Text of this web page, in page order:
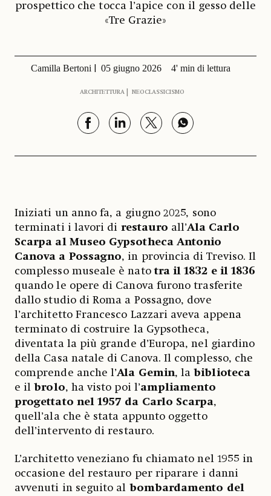
prospettico che tocca l’apice con il gesso delle
«Tre Grazie»
Camilla Bertoni 05 giugno 2026 4' min di lettura
ARCHITETTURA NEOCLASSICISMO
Iniziati un anno fa, a giugno 2025, sono
terminati i lavori di restauro all’Ala Carlo
Scarpa al Museo Gypsotheca Antonio
Canova a Possagno, in provincia di Treviso. Il
complesso museale è natotra il 1832 e il 1836
quando le opere di Canova furono trasferite
dallo studio di Roma a Possagno, dove
l’architetto Francesco Lazzari aveva appena
terminato di costruire la Gypsotheca,
diventata la più grande d’Europa, nel giardino
della Casa natale di Canova. Il complesso, che
comprende anche l’Ala Gemin, labiblioteca
e ilbrolo, ha visto poi l’ampliamento
progettato nel 1957 da Carlo Scarpa,
quell’ala che è stata appunto oggetto
dell’intervento di restauro.
L’architetto veneziano fu chiamato nel 1955 in
occasione del restauro per riparare i danni
avvenuti in seguito al bombardamento del